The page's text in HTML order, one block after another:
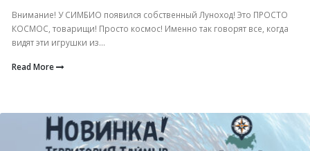
Внимание! У СИМБИО появился собственный Луноход! Это ПРОСТО
КОСМОС, товарищи! Просто космос! Именно так говорят все, когда
видят эти игрушки из...
Read More